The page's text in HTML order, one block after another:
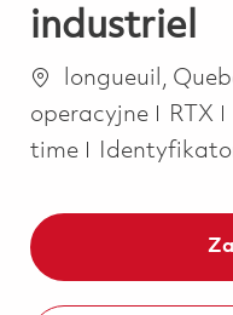
industriel
Lokalizacja
longueuil,
operacyjne
RTX
time